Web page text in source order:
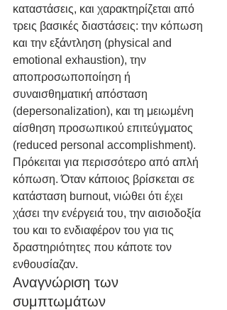
καταστάσεις, και χαρακτηρίζεται από
τρεις βασικές διαστάσεις: την κόπωση
και την εξάντληση (physical and
emotional exhaustion), την
αποπροσωποποίηση ή
συναισθηματική απόσταση
(depersonalization), και τη μειωμένη
αίσθηση προσωπικού επιτεύγματος
(reduced personal accomplishment).
Πρόκειται για περισσότερο από απλή
κόπωση. Όταν κάποιος βρίσκεται σε
κατάσταση burnout, νιώθει ότι έχει
χάσει την ενέργειά του, την αισιοδοξία
του και το ενδιαφέρον του για τις
δραστηριότητες που κάποτε τον
ενθουσίαζαν.
Αναγνώριση των
συμπτωμάτων